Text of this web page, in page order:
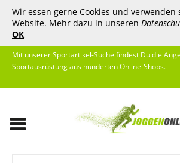
Wir essen gerne Cookies und
Website. Mehr dazu in unseren
OK
Mit unserer Sportartikel-Suche findest Du die
Sportausrüstung aus hunderten Online-Shops.